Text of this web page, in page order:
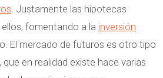
. Justamente las hipotecas
fomentando a la inversión
El mercado de futuros es otro tipo
en realidad existe hace varias